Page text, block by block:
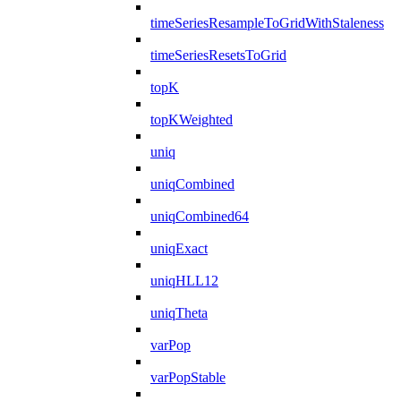
timeSeriesResampleToGridWithStaleness
timeSeriesResetsToGrid
topK
topKWeighted
uniq
uniqCombined
uniqCombined64
uniqExact
uniqHLL12
uniqTheta
varPop
varPopStable